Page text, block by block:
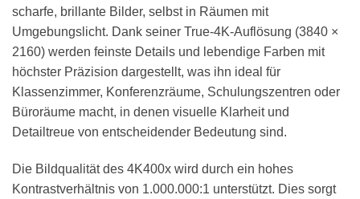
scharfe, brillante Bilder, selbst in Räumen mit
Umgebungslicht. Dank seiner True-4K-Auflösung (3840 ×
2160) werden feinste Details und lebendige Farben mit
höchster Präzision dargestellt, was ihn ideal für
Klassenzimmer, Konferenzräume, Schulungszentren oder
Büroräume macht, in denen visuelle Klarheit und
Detailtreue von entscheidender Bedeutung sind.
Die Bildqualität des 4K400x wird durch ein hohes
Kontrastverhältnis von 1.000.000:1 unterstützt. Dies sorgt